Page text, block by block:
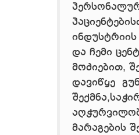
და ჩემი
მოძიებით,
დავიწყე
მარაგების